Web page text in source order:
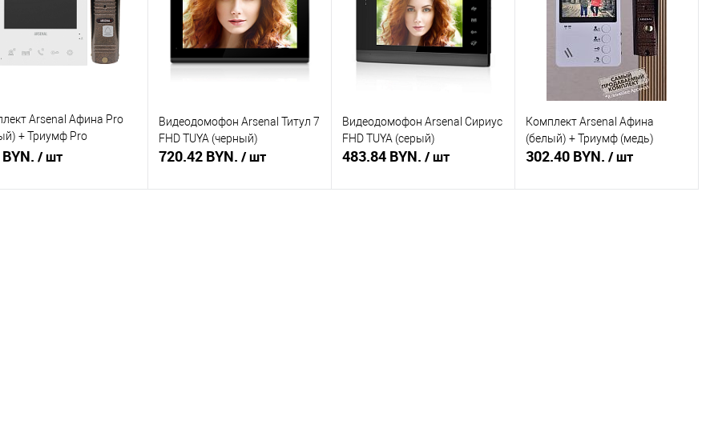
Недоступно
В избранное
В наличии
В избранное
В наличии
В избранное
В наличии
Arsenal Афина Pro
+ Триумф Pro
/ шт
Видеодомофон Arsenal Титул 7
FHD TUYA (черный)
720.42 BYN. / шт
Видеодомофон Arsenal Сириус
FHD TUYA (серый)
483.84 BYN. / шт
Комплект Arsenal Афина
(белый) + Триумф (медь)
302.40 BYN. / шт